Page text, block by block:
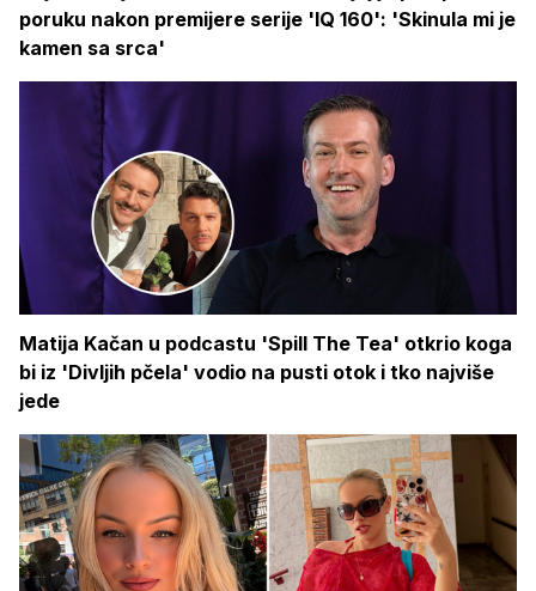
poruku nakon premijere serije 'IQ 160': 'Skinula mi je
kamen sa srca'
Matija Kačan u podcastu 'Spill The Tea' otkrio koga
bi iz 'Divljih pčela' vodio na pusti otok i tko najviše
jede